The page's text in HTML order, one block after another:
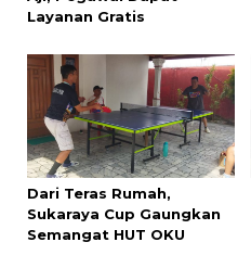
Layanan Gratis
Dari Teras Rumah,
Sukaraya Cup Gaungkan
Semangat HUT OKU